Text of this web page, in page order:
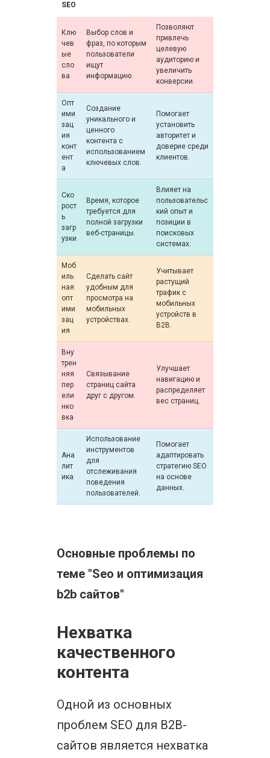
SEO
Клю
чев
ые
сло
ва
Выбор слов и
фраз, по которым
пользователи
ищут
информацию.
Позволяют
привлечь
целевую
аудиторию и
увеличить
конверсии.
Опт
ими
зац
ия
конт
ент
а
Создание
уникального и
ценного
контента с
использованием
ключевых слов.
Помогает
установить
авторитет и
доверие среди
клиентов.
Ско
рост
ь
загр
узки
Время, которое
требуется для
полной загрузки
веб-страницы.
Влияет на
пользовательс
кий опыт и
позиции в
поисковых
системах.
Моб
иль
ная
опт
ими
зац
ия
Сделать сайт
удобным для
просмотра на
мобильных
устройствах.
Учитывает
растущий
трафик с
мобильных
устройств в
B2B.
Вну
трен
няя
пер
ели
нко
вка
Связывание
страниц сайта
друг с другом.
Улучшает
навигацию и
распределяет
вес страниц.
Ана
лит
ика
Использование
инструментов
для
отслеживания
поведения
пользователей.
Помогает
адаптировать
стратегию SEO
на основе
данных.
Основные проблемы по
теме "Seo и оптимизация
b2b сайтов"
Нехватка
качественного
контента
Одной из основных
проблем SEO для B2B-
сайтов является нехватка